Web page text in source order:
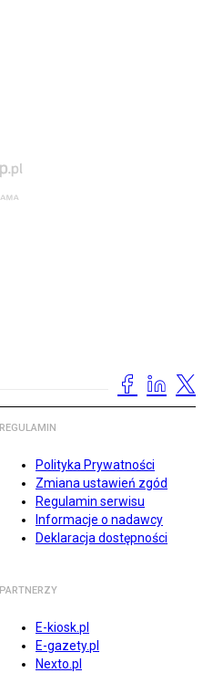
REGULAMIN
Polityka Prywatności
Zmiana ustawień zgód
Regulamin serwisu
Informacje o nadawcy
Deklaracja dostępności
PARTNERZY
E-kiosk.pl
E-gazety.pl
Nexto.pl